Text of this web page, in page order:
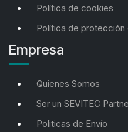
Política de cookies
Política de
Empresa
Quienes Somos
Ser un SEVITEC
Politicas de Envío